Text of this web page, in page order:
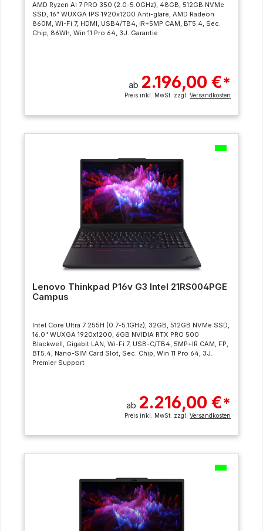
AMD Ryzen AI 7 PRO 350 (2.0-5.0GHz), 48GB, 512GB NVMe
SSD, 16" WUXGA IPS 1920x1200 Anti-glare, AMD Radeon
860M, Wi-Fi 7, HDMI, USB4/TB4, IR+5MP CAM, BT5.4, Sec.
Chip, 86Wh, Win 11 Pro 64, 3J. Garantie
ab 2.196,00 €*
Preis inkl. MwSt. zzgl.Versandkosten
Lenovo Thinkpad P16v G3 Intel 21RS004PGE
Campus
Intel Core Ultra 7 255H (0.7-5.1GHz), 32GB, 512GB NVMe SSD,
16.0" WUXGA 1920x1200, 6GB NVIDIA RTX PRO 500
Blackwell, Gigabit LAN, Wi-Fi 7, USB-C/TB4, 5MP+IR CAM, FP,
BT5.4, Nano-SIM Card Slot, Sec. Chip, Win 11 Pro 64, 3J.
Premier Support
ab 2.216,00 €*
Preis inkl. MwSt. zzgl.Versandkosten